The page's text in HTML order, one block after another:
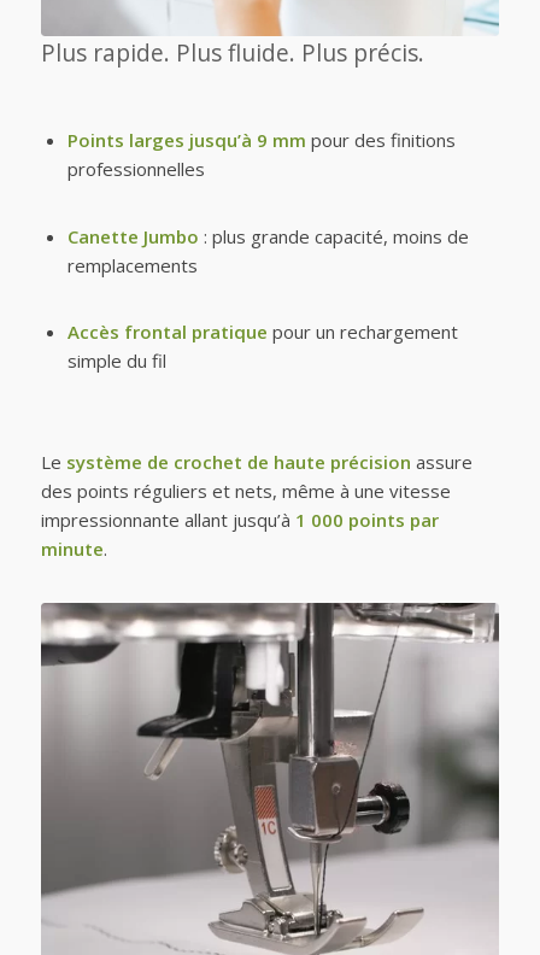
Plus rapide. Plus fluide. Plus précis.
Points larges jusqu’à 9 mm pour des finitions
professionnelles
Canette Jumbo : plus grande capacité, moins de
remplacements
Accès frontal pratique pour un rechargement
simple du fil
Le système de crochet de haute précision assure
des points réguliers et nets, même à une vitesse
impressionnante allant jusqu’à 1 000 points par
minute.